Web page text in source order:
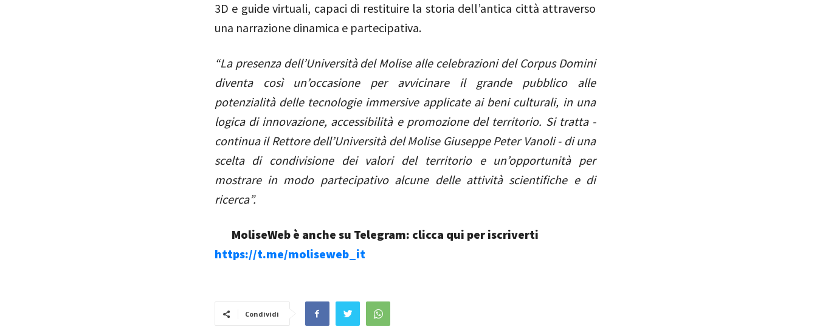
3D e guide virtuali, capaci di restituire la storia dell’antica città attraverso
una narrazione dinamica e partecipativa.
“La presenza dell’Università del Molise alle celebrazioni del Corpus Domini
diventa così un’occasione per avvicinare il grande pubblico alle
potenzialità delle tecnologie immersive applicate ai beni culturali, in una
logica di innovazione, accessibilità e promozione del territorio. Si tratta -
continua il Rettore dell’Università del Molise Giuseppe Peter Vanoli - di una
scelta di condivisione dei valori del territorio e un’opportunità per
mostrare in modo partecipativo alcune delle attività scientifiche e di
ricerca”.
MoliseWeb è anche su Telegram: clicca qui per iscriverti
https://t.me/moliseweb_it
Condividi